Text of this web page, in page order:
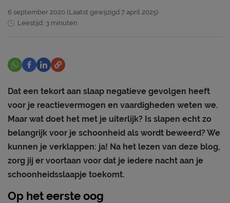
6 september 2020 (Laatst gewijzigd 7 april 2025)
Leestijd: 3 minuten
Dat een tekort aan slaap negatieve gevolgen heeft
voor je reactievermogen en vaardigheden weten we.
Maar wat doet het met je uiterlijk? Is slapen echt zo
belangrijk voor je schoonheid als wordt beweerd? We
kunnen je verklappen: ja! Na het lezen van deze blog,
zorg jij er voortaan voor dat je iedere nacht aan je
schoonheidsslaapje toekomt.
Op het eerste oog